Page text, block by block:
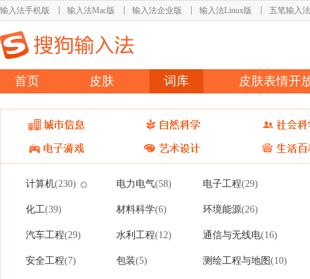
输入法手机版 输入法Mac版 输入法企业版 输入法Linux版 五笔输入法
首页 皮肤 词库 皮肤表情开
计算机(230) 电力电气(58) 电子工程(29)
化工(39) 材料科学(6) 环境能源(26)
汽车工程(29) 水利工程(12) 通信与无线电(16)
安全工程(7) 包装(5) 测绘工程与地图(10)